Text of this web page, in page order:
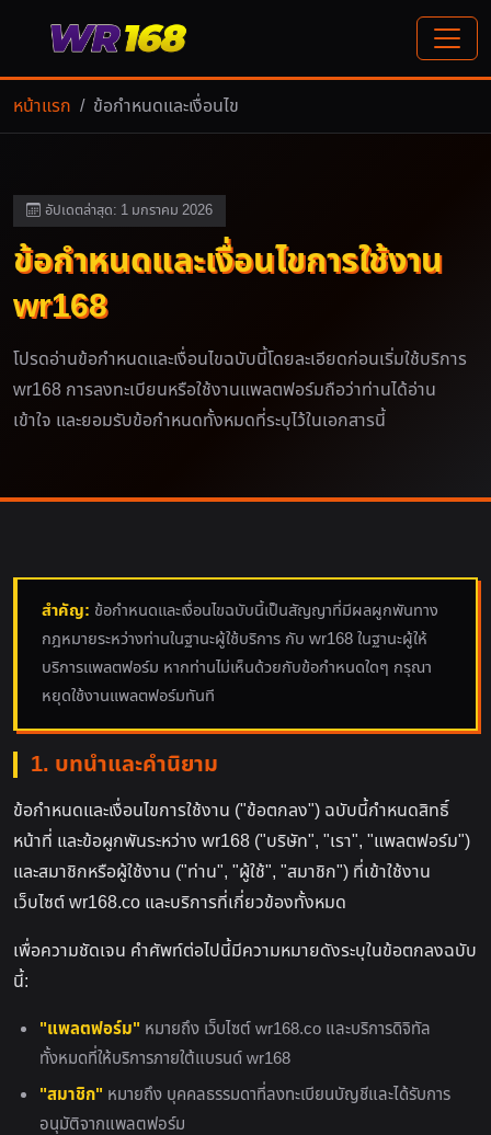
หน้าแรก ข้อกำหนดและเงื่อนไข
อัปเดตล่าสุด: 1 มกราคม 2026
ข้อกำหนดและเงื่อนไขการใช้งาน
wr168
โปรดอ่านข้อกำหนดและเงื่อนไขฉบับนี้โดยละเอียดก่อนเริ่มใช้บริการ
wr168 การลงทะเบียนหรือใช้งานแพลตฟอร์มถือว่าท่านได้อ่าน
เข้าใจ และยอมรับข้อกำหนดทั้งหมดที่ระบุไว้ในเอกสารนี้
สำคัญ: ข้อกำหนดและเงื่อนไขฉบับนี้เป็นสัญญาที่มีผลผูกพันทาง
กฎหมายระหว่างท่านในฐานะผู้ใช้บริการ กับ wr168 ในฐานะผู้ให้
บริการแพลตฟอร์ม หากท่านไม่เห็นด้วยกับข้อกำหนดใดๆ กรุณา
หยุดใช้งานแพลตฟอร์มทันที
1. บทนำและคำนิยาม
ข้อกำหนดและเงื่อนไขการใช้งาน ("ข้อตกลง") ฉบับนี้กำหนดสิทธิ์
หน้าที่ และข้อผูกพันระหว่าง wr168 ("บริษัท", "เรา", "แพลตฟอร์ม")
และสมาชิกหรือผู้ใช้งาน ("ท่าน", "ผู้ใช้", "สมาชิก") ที่เข้าใช้งาน
เว็บไซต์ wr168.co และบริการที่เกี่ยวข้องทั้งหมด
เพื่อความชัดเจน คำศัพท์ต่อไปนี้มีความหมายดังระบุในข้อตกลงฉบับ
นี้:
"แพลตฟอร์ม" หมายถึง เว็บไซต์ wr168.co และบริการดิจิทัล
ทั้งหมดที่ให้บริการภายใต้แบรนด์ wr168
"สมาชิก" หมายถึง บุคคลธรรมดาที่ลงทะเบียนบัญชีและได้รับการ
อนุมัติจากแพลตฟอร์ม